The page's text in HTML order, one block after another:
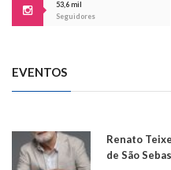
53,6 mil
Seguidores
EVENTOS
Renato
de São